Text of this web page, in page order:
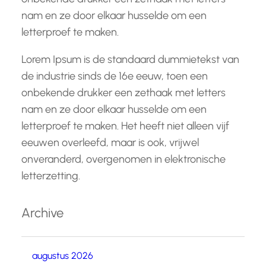
nam en ze door elkaar husselde om een
letterproef te maken.
Lorem Ipsum is de standaard dummietekst van
de industrie sinds de 16e eeuw, toen een
onbekende drukker een zethaak met letters
nam en ze door elkaar husselde om een
letterproef te maken. Het heeft niet alleen vijf
eeuwen overleefd, maar is ook, vrijwel
onveranderd, overgenomen in elektronische
letterzetting.
Archive
augustus 2026